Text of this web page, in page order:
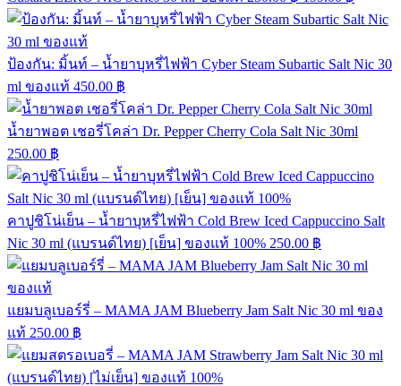
ป้องกัน: มิ้นท์ – น้ำยาบุหรี่ไฟฟ้า Cyber Steam Subartic Salt Nic 30
ml ของแท้ 450.00 ฿
น้ำยาพอต เชอรี่โคล่า Dr. Pepper Cherry Cola Salt Nic 30ml
250.00 ฿
คาปูชิโน่เย็น – น้ำยาบุหรี่ไฟฟ้า Cold Brew Iced Cappuccino Salt
Nic 30 ml (แบรนด์ไทย) [เย็น] ของแท้ 100% 250.00 ฿
แยมบลูเบอร์รี่ – MAMA JAM Blueberry Jam Salt Nic 30 ml ของ
แท้ 250.00 ฿